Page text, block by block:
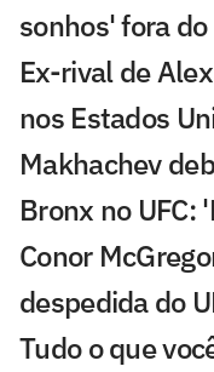
sonhos' fora do
Ex-rival de
nos Estados
Makhachev
Bronx no UFC:
Conor
despedida do
Tudo o que